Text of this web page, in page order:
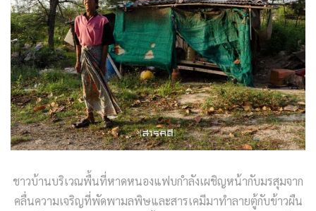
ชาวบ้านบริเวณพื้นที่หาดหนองแฟบกำลังเผชิญหน้ากับมรสุมจาก
คลื่นความเจริญที่พัดพามลพิษและสารเคมีมาทำลายตู้กับข้าวผืน